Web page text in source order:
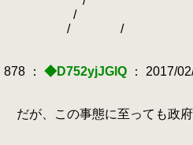
/.
/ /
878 ： ◆D752yjJGlQ ： 2017/
だが、この事態に至っても政